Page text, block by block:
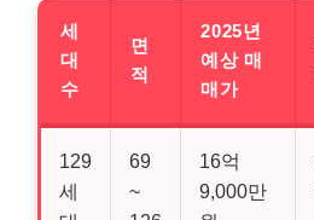
세
대
수
면
적
2025년
예상 매
매가
129
세
69
~
16억
9,000만